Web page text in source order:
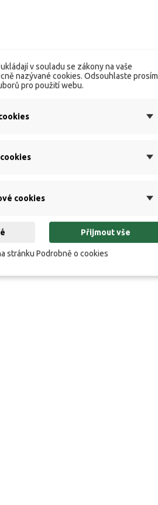
v souladu se zákony na vaše
nazývané cookies. Odsouhlaste prosím
pro použití webu.
cookies
Přijmout vše
stránku Podrobně o cookies